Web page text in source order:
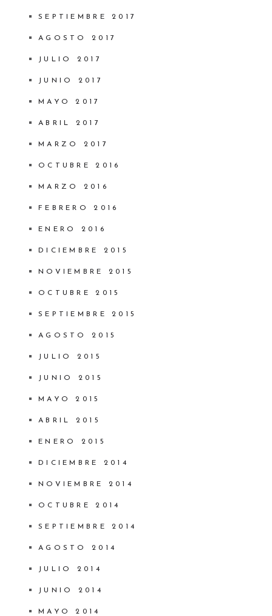
SEPTIEMBRE 2017
AGOSTO 2017
JULIO 2017
JUNIO 2017
MAYO 2017
ABRIL 2017
MARZO 2017
OCTUBRE 2016
MARZO 2016
FEBRERO 2016
ENERO 2016
DICIEMBRE 2015
NOVIEMBRE 2015
OCTUBRE 2015
SEPTIEMBRE 2015
AGOSTO 2015
JULIO 2015
JUNIO 2015
MAYO 2015
ABRIL 2015
ENERO 2015
DICIEMBRE 2014
NOVIEMBRE 2014
OCTUBRE 2014
SEPTIEMBRE 2014
AGOSTO 2014
JULIO 2014
JUNIO 2014
MAYO 2014